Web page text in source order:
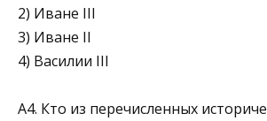
2) Иване III
3) Иване II
4) Василии III
А4. Кто из перечисленных